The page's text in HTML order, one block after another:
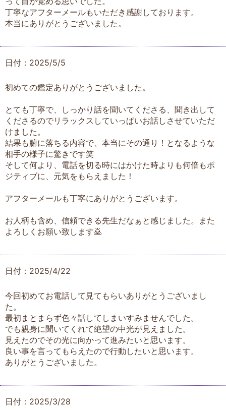
丁寧なアフターメールもいただき感謝しております。
本当にありがとうございました。
日付：2025/5/5
初めての鑑定ありがとうございました。
とても丁寧で、しっかり話を聞いてくださる、聞き出して
くださるのでリラックスしていっぱいお話しさせていただ
けました。
結果も腑に落ちる内容で、本当にその通り！となるような
相手の様子に驚きです笑
そして何より、電話を切る時にはかけた時よりも何倍もポ
ジティブに、元気をもらえました！
アフターメールも丁寧にありがとうございます。
お人柄も含め、信頼できる先生だなぁと感じました。また
よろしくお願い致します🙇
日付：2025/4/22
今回初めてお電話して見てもらいありがとうございまし
た。
最初まとまらず色々話してしまいすみませんでした。
でも親身に聞いてくれて絶望の中光が見えました。
見えたのでその光に向かって進みたいと思います。
良い事を言ってもらえたので行動したいと思います。
ありがとうございました。
日付：2025/3/28